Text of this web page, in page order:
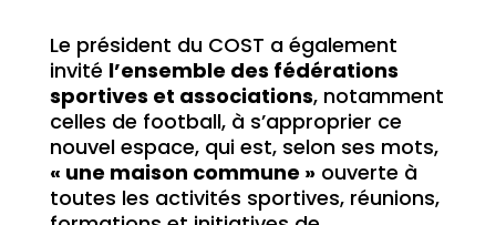
Le président du COST a également
invité l’ensemble des fédérations
sportives et associations, notamment
celles de football, à s’approprier ce
nouvel espace, qui est, selon ses mots,
« une maison commune »ouverte à
toutes les activités sportives, réunions,